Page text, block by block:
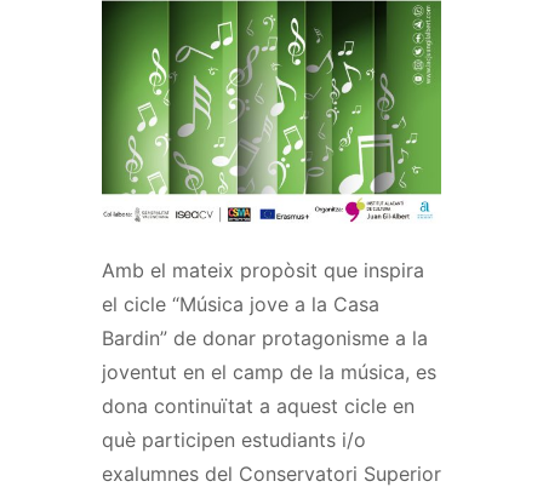
Amb el mateix propòsit que inspira
el cicle “Música jove a la Casa
Bardin” de donar protagonisme a la
joventut en el camp de la música, es
dona continuïtat a aquest cicle en
què participen estudiants i/o
exalumnes del Conservatori Superior